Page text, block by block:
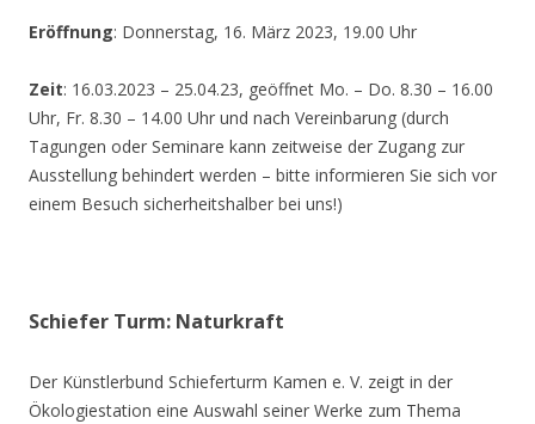
Eröffnung: Donnerstag, 16. März 2023, 19.00 Uhr
Zeit: 16.03.2023 – 25.04.23, geöffnet Mo. – Do. 8.30 – 16.00
Uhr, Fr. 8.30 – 14.00 Uhr und nach Vereinbarung (durch
Tagungen oder Seminare kann zeitweise der Zugang zur
Ausstellung behindert werden – bitte informieren Sie sich vor
einem Besuch sicherheitshalber bei uns!)
Schiefer Turm: Naturkraft
Der Künstlerbund Schieferturm Kamen e. V. zeigt in der
Ökologiestation eine Auswahl seiner Werke zum Thema